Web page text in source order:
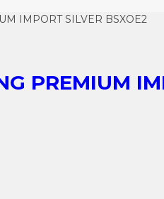
IMPORT SILVER BSXOE2
PREMIUM